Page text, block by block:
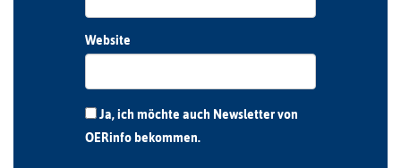
Website
Ja, ich möchte auch Newsletter von
OERinfo bekommen.